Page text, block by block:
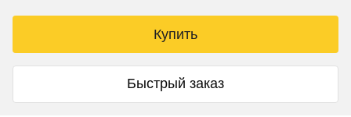
Купить
Быстрый заказ